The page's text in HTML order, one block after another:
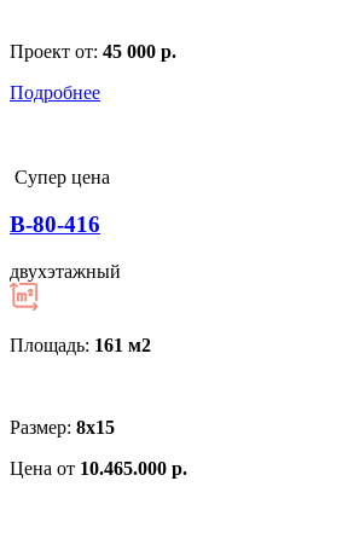
Проект от: 45 000 р.
Подробнее
Супер цена
В-80-416
двухэтажный
Площадь: 161 м2
Размер: 8х15
Цена от 10.465.000 р.